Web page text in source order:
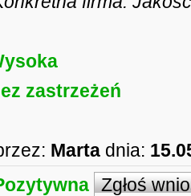
zastrzeżeń
Marta dnia:
Zgłoś